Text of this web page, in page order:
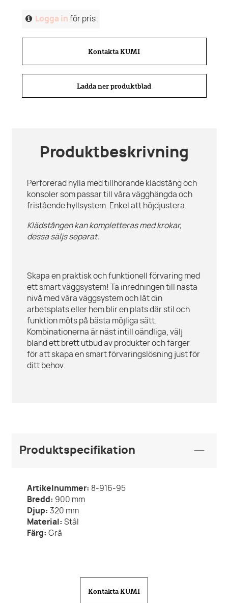
Logga in för pris
Kontakta KUMI
Ladda ner produktblad
Produktbeskrivning
Perforerad hylla med tillhörande klädstång och
konsoler som passar till våra vägghängda och
fristående hyllsystem. Enkel att höjdjustera.
Klädstången kan kompletteras med krokar,
dessa säljs separat.
Skapa en praktisk och funktionell förvaring med
ett smart väggsystem! Ta inredningen till nästa
nivå med våra väggsystem och låt din
arbetsplats eller hem blir en plats där stil och
funktion möts på bästa möjliga sätt.
Kombinationerna är näst intill oändliga, välj
bland ett brett utbud av produkter och färger
för att skapa en smart förvaringslösning just för
ditt behov.
Produktspecifikation
Artikelnummer: 8-916-95
Bredd: 900 mm
Djup: 320 mm
Material: Stål
Färg: Grå
Kontakta KUMI